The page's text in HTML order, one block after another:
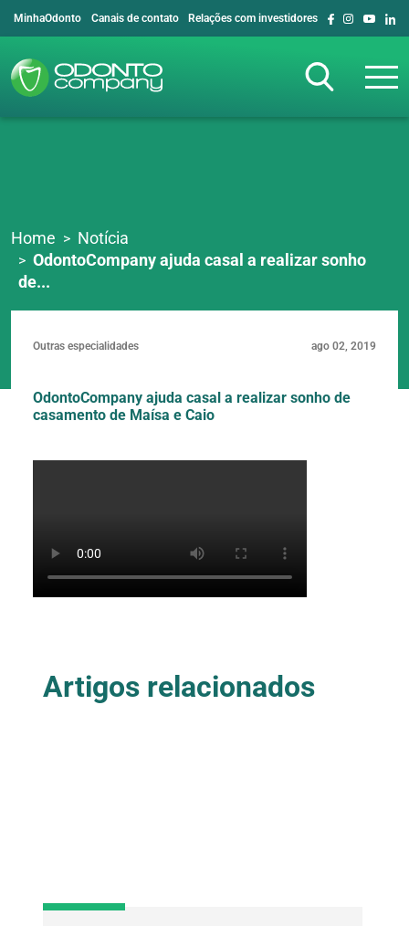
MinhaOdonto Canais de contato Relações com investidores
Home
Notícia
OdontoCompany ajuda casal a realizar sonho
de...
Outras especialidades ago 02, 2019
OdontoCompany ajuda casal a realizar sonho de
casamento de Maísa e Caio
Artigos relacionados